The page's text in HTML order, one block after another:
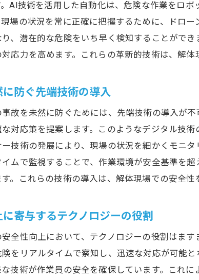
新技
効率化
解体
デー
AIによ
AI解析
解体現
AI解析
無人重
新し
重機の
。AI技術を活用した自動化は、危険な作業をロ
現場の状況を常に正確に把握するために、ドロ
、潜在的な危険をいち早く検知することがで
応力を高めます。これらの革新的技術は、解
防ぐ先端技術の導入
故を未然に防ぐためには、先端技術の導入が
対応策を提案します。このようなデジタル技
ー技術の発展により、現場の状況を細かくモニ
ムで監視することで、作業環境が安全基準を
。これらの技術の導入は、解体現場での安全
寄与するテクノロジーの役割
全性向上において、テクノロジーの役割はま
をリアルタイムで察知し、迅速な対応が可能
技術が作業員の安全を確保しています。これ